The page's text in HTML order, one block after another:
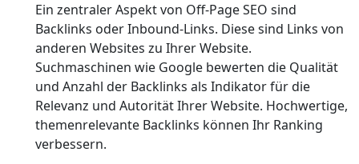
Ein zentraler Aspekt von Off-Page SEO sind
Backlinks oder Inbound-Links. Diese sind Links von
anderen Websites zu Ihrer Website.
Suchmaschinen wie Google bewerten die Qualität
und Anzahl der Backlinks als Indikator für die
Relevanz und Autorität Ihrer Website. Hochwertige,
themenrelevante Backlinks können Ihr Ranking
verbessern.